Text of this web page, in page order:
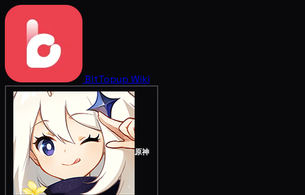
BitTopup Wiki
原神